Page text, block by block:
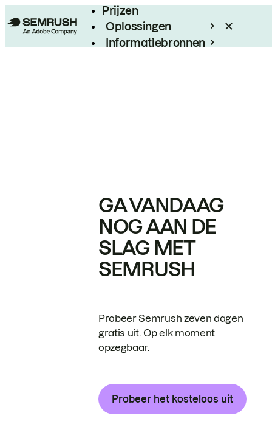
Prijzen
Oplossingen
Informatiebronnen
GA VANDAAG
NOG AAN DE
SLAG MET
SEMRUSH
Probeer Semrush zeven dagen
gratis uit. Op elk moment
opzegbaar.
Probeer het kosteloos uit